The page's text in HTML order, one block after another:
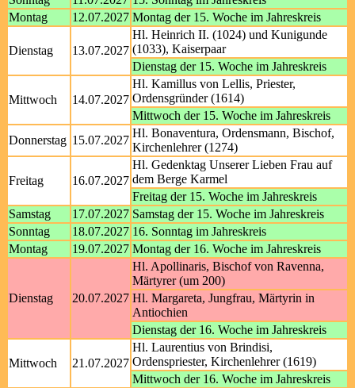
Montag
12.07.2027 Montag der 15. Woche im Jahreskreis
Dienstag 13.07.2027
Hl. Heinrich II. (1024) und Kunigunde
(1033), Kaiserpaar
Dienstag der 15. Woche im Jahreskreis
Mittwoch 14.07.2027
Hl. Kamillus von Lellis, Priester,
Ordensgründer (1614)
Mittwoch der 15. Woche im Jahreskreis
Donnerstag 15.07.2027
Hl. Bonaventura, Ordensmann, Bischof,
Kirchenlehrer (1274)
Freitag 16.07.2027
Hl. Gedenktag Unserer Lieben Frau auf
dem Berge Karmel
Freitag der 15. Woche im Jahreskreis
Samstag
17.07.2027 Samstag der 15. Woche im Jahreskreis
Sonntag
18.07.2027 16. Sonntag im Jahreskreis
Montag
19.07.2027 Montag der 16. Woche im Jahreskreis
Dienstag 20.07.2027
Hl. Apollinaris, Bischof von Ravenna,
Märtyrer (um 200)
Hl. Margareta, Jungfrau, Märtyrin in
Antiochien
Dienstag der 16. Woche im Jahreskreis
Mittwoch 21.07.2027
Hl. Laurentius von Brindisi,
Ordenspriester, Kirchenlehrer (1619)
Mittwoch der 16. Woche im Jahreskreis